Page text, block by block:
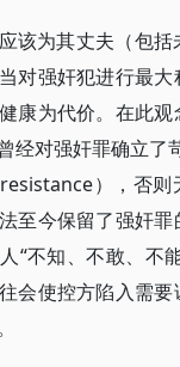
该为其丈夫（包
对强奸犯进行最
康为代价。在此观
经对强奸罪确立了
），否则
至今保留了强奸
“不知、不敢、不
会使控方陷入需要